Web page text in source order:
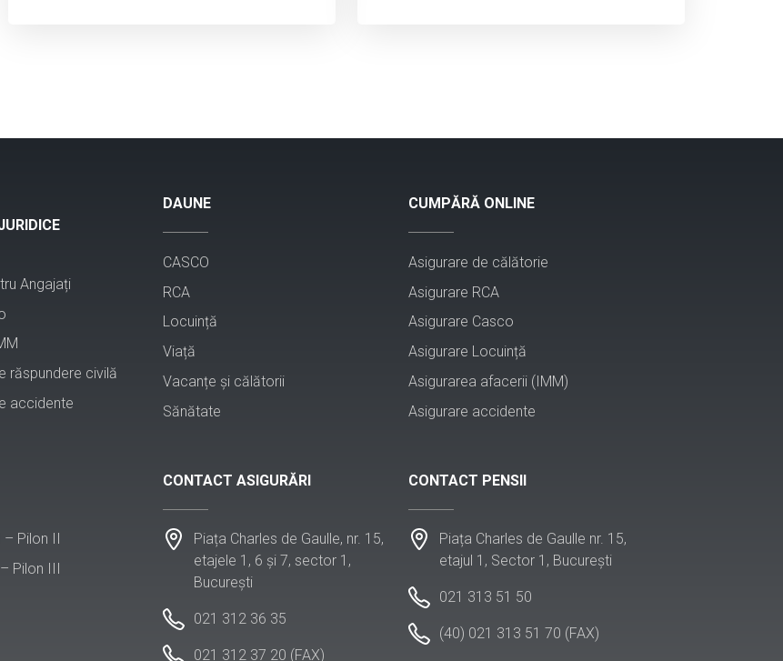
Angajați
răspundere civilă
accidente
DAUNE
CASCO
RCA
Locuință
Viață
Vacanțe și călătorii
Sănătate
CUMPĂRĂ ONLINE
Asigurare de călătorie
Asigurare RCA
Asigurare Casco
Asigurare Locuință
Asigurarea afacerii (IMM)
Asigurare accidente
– Pilon II
– Pilon III
CONTACT ASIGURĂRI
Piața Charles de Gaulle, nr. 15,
etajele 1, 6 și 7, sector 1,
București
021 312 36 35
021 312 37 20 (FAX)
CONTACT PENSII
Piața Charles de Gaulle nr. 15,
etajul 1, Sector 1, București
021 313 51 50
(40) 021 313 51 70 (FAX)